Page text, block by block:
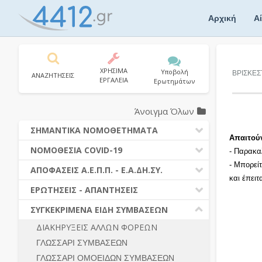
Αρχική
-
-
και
ΑΝΑΖΗΤΗΣΕΙΣ
ΧΡΗΣΙΜΑ
ΕΡΓΑΛΕΙΑ
Υποβολή
Ερωτημάτων
Άνοιγμα Όλων
ΣΗΜΑΝΤΙΚΑ ΝΟΜΟΘΕΤΗΜΑΤΑ
ΔΗΜΟΣΙΕΣ ΣΥΜΒΑΣΕΙΣ (Ν. 4412/2016)
ΔΗΜΟΤΙΚΟΣ ΚΩΔΙΚΑΣ (Ν.3463/2006)
ΚΑΛΛΙΚΡΑΤΗΣ (Ν.3852/2010)
ΝΟΜΟΘΕΣΙΑ - ΝΟΜΟΛΟΓΙΑ (ΣΥΝΟΛΟ)
ΝΟΜΟΘΕΣΙΑ COVID-19
ΝΟΜΟΘΕΣΙΑ - ΝΟΜΟΛΟΓΙΑ COVID -19
ΕΡΩΤΗΣΕΙΣ - ΑΠΑΝΤΗΣΕΙΣ
ΑΠΟΦΑΣΕΙΣ Α.Ε.Π.Π. - Ε.Α.ΔΗ.ΣΥ.
ΠΡΟΔΙΚΑΣΤΙΚΗ ΠΡΟΣΦΥΓΗ
ΓΕΝΙΚΟΙ ΚΑΝΟΝΕΣ
ΔΙΚΑΙΟΥΜΕΝΟΙ ΣΥΜΜΕΤΟΧΗΣ
ΠΡΟΣΦΟΡΕΣ – ΔΙΚΑΙΟΛΟΓΗΤΙΚΑ
ΣΥΜΜΕΤΟΧΗΣ
ΕΡΩΤΗΣΕΙΣ - ΑΠΑΝΤΗΣΕΙΣ
Ν. 4782/2021 - ΤΡΟΠΟΠΟΙΗΣΗ
4412/2016
ΔΙΕΞΑΓΩΓΗ ΔΙΑΔΙΚΑΣΙΑΣ
ΔΙΑΔΙΚΑΣΙΕΣ ΑΝΑΘΕΣΗΣ
ΣΥΓΚΕΚΡΙΜΕΝΑ ΕΙΔΗ ΣΥΜΒΑΣΕΩΝ
ΔΙΑΚΗΡΥΞΕΙΣ ΑΛΛΩΝ ΦΟΡΕΩΝ
ΓΛΩΣΣΑΡΙ ΣΥΜΒΑΣΕΩΝ
ΓΛΩΣΣΑΡΙ ΟΜΟΕΙΔΩΝ ΣΥΜΒΑΣΕΩΝ